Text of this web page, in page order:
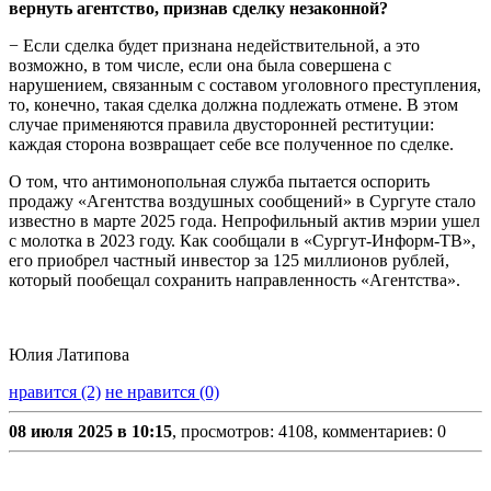
вернуть агентство, признав сделку незаконной?
− Если сделка будет признана недействительной, а это
возможно, в том числе, если она была совершена с
нарушением, связанным с составом уголовного преступления,
то, конечно, такая сделка должна подлежать отмене. В этом
случае применяются правила двусторонней реституции:
каждая сторона возвращает себе все полученное по сделке.
О том, что антимонопольная служба пытается оспорить
продажу «Агентства воздушных сообщений» в Сургуте стало
известно в марте 2025 года. Непрофильный актив мэрии ушел
с молотка в 2023 году. Как сообщали в «Сургут-Информ-ТВ»,
его приобрел частный инвестор за 125 миллионов рублей,
который пообещал сохранить направленность «Агентства».
Юлия Латипова
нравится (2) не нравится (0)
08 июля 2025 в 10:15, просмотров: 4108, комментариев: 0